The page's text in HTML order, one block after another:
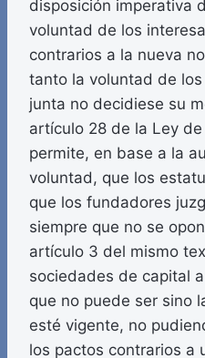
disposición imperativa
voluntad de los
contrarios a la nueva
tanto la voluntad de
junta no decidiese su
artículo 28 de la Ley
permite, en base a la
voluntad, que los
que los fundadores
siempre que no se
artículo 3 del mismo
sociedades de capital
que no puede ser sino
esté vigente, no
los pactos contrarios a